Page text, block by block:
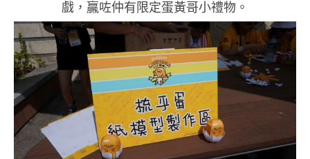
戲，贏咗仲有限定蛋黃哥小禮物。